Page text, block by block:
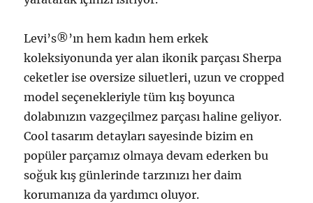
Levi’s®’ın hem kadın hem erkek
koleksiyonunda yer alan ikonik parçası Sherpa
ceketler ise oversize siluetleri, uzun ve cropped
model seçenekleriyle tüm kış boyunca
dolabınızın vazgeçilmez parçası haline geliyor.
Cool tasarım detayları sayesinde bizim en
popüler parçamız olmaya devam ederken bu
soğuk kış günlerinde tarzınızı her daim
korumanıza da yardımcı oluyor.